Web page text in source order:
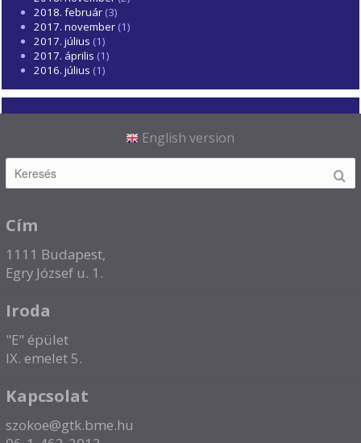
2018. február (3)
2017. november (1)
2017. július (1)
2017. április (1)
2016. július (1)
English version
Cím
1111 Budapest,
Egry József u. 1.
Iroda
"E" épület
IX. emelet 5.
Kapcsolat
szokoe@gtk.bme.hu